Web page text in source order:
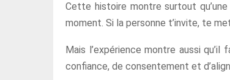
Cette histoire montre surtout
moment. Si la personne t’invite, te
Mais l’expérience montre aussi
confiance, de consentement et